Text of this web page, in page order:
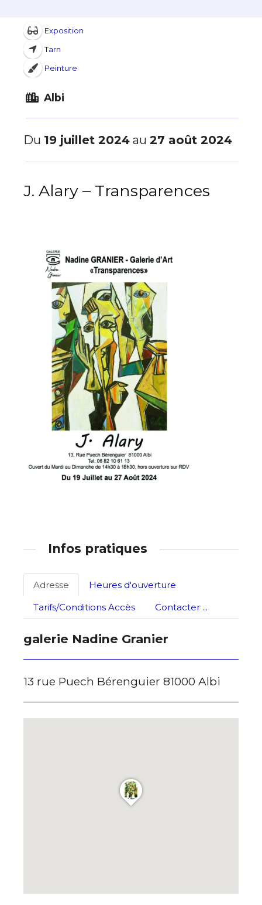
Statut / Organisation
J'accepte lestermes et conditions
* Champ obligatoire
Adresse email*
Prénom
Statut / Organisation
Exposition
Tarn
Peinture
Albi
Du 19 juillet 2024 au 27 août 2024
J. Alary – Transparences
Infos pratiques
Adresse
Heures d'ouverture
Tarifs/Conditions Accès
Contacter ...
galerie Nadine Granier
13 rue Puech Bérenguier 81000 Albi